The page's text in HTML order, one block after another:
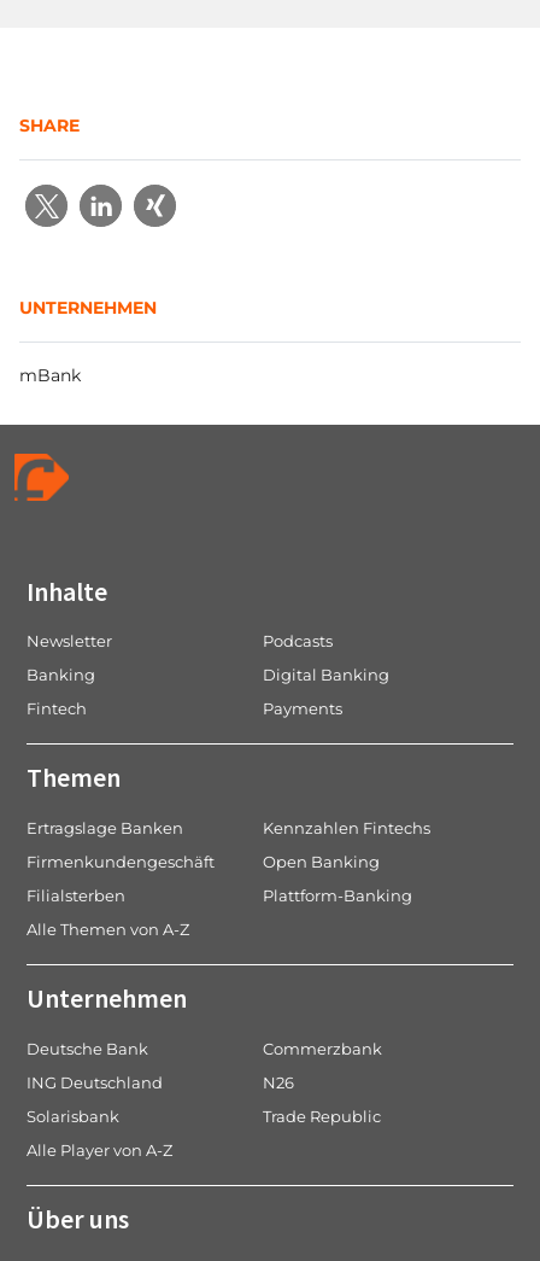
SHARE
UNTERNEHMEN
mBank
Inhalte
Newsletter
Podcasts
Banking
Digital Banking
Fintech
Payments
Themen
Ertragslage Banken
Kennzahlen Fintechs
Firmenkundengeschäft
Open Banking
Filialsterben
Plattform-Banking
Alle Themen von A-Z
Unternehmen
Deutsche Bank
Commerzbank
ING Deutschland
N26
Solarisbank
Trade Republic
Alle Player von A-Z
Über uns